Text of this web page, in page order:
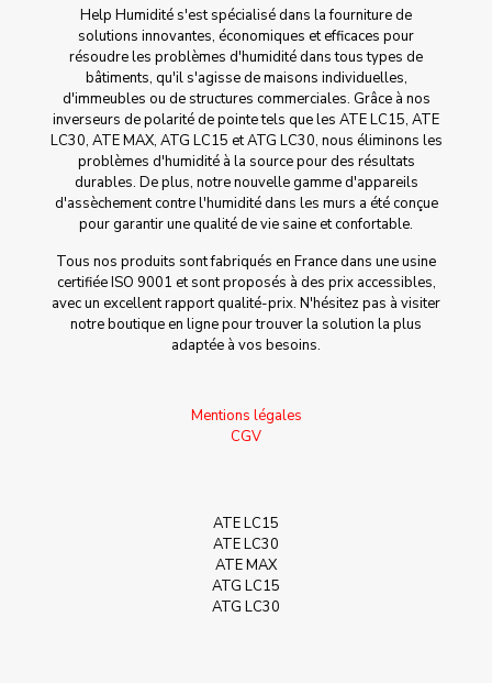
Help Humidité s'est spécialisé dans la fourniture de
solutions innovantes, économiques et efficaces pour
résoudre les problèmes d'humidité dans tous types de
bâtiments, qu'il s'agisse de maisons individuelles,
d'immeubles ou de structures commerciales. Grâce à nos
inverseurs de polarité de pointe tels que les ATE LC15, ATE
LC30, ATE MAX, ATG LC15 et ATG LC30, nous éliminons les
problèmes d'humidité à la source pour des résultats
durables. De plus, notre nouvelle gamme d'appareils
d'assèchement contre l'humidité dans les murs a été conçue
pour garantir une qualité de vie saine et confortable.
Tous nos produits sont fabriqués en France dans une usine
certifiée ISO 9001 et sont proposés à des prix accessibles,
avec un excellent rapport qualité-prix. N'hésitez pas à visiter
notre boutique en ligne pour trouver la solution la plus
adaptée à vos besoins.
Mentions légales
CGV
ATE LC15
ATE LC30
ATE MAX
ATG LC15
ATG LC30